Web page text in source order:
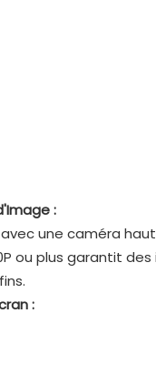
:
une caméra
ou plus garantit
: